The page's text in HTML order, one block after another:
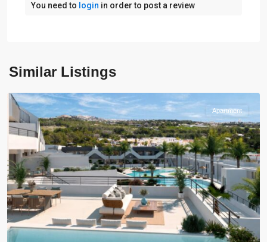
You need to login in order to post a review
Similar Listings
Pi
Apartment